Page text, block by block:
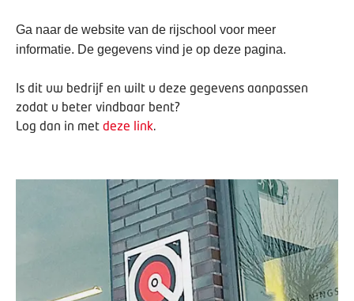
Ga naar de website van de rijschool voor meer
informatie. De gegevens vind je op deze pagina.
Is dit uw bedrijf en wilt u deze gegevens aanpassen
zodat u beter vindbaar bent?
Log dan in met deze link.